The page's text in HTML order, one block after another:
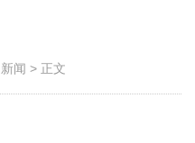
闻 > 正文